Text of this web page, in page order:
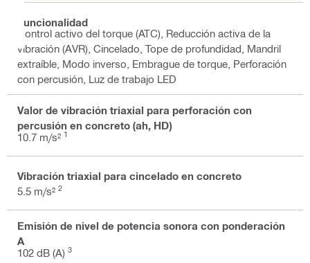
Funcionalidad
Control activo del torque (ATC), Reducción activa de la
vibración (AVR), Cincelado, Tope de profundidad, Mandril
extraíble, Modo inverso, Embrague de torque, Perforación
con percusión, Luz de trabajo LED
Valor de vibración triaxial para perforación con
percusión en concreto (ah, HD)
10.7 m/s² 1
Vibración triaxial para cincelado en concreto
5.5 m/s² 2
Emisión de nivel de potencia sonora con ponderación
A
102 dB (A) 3